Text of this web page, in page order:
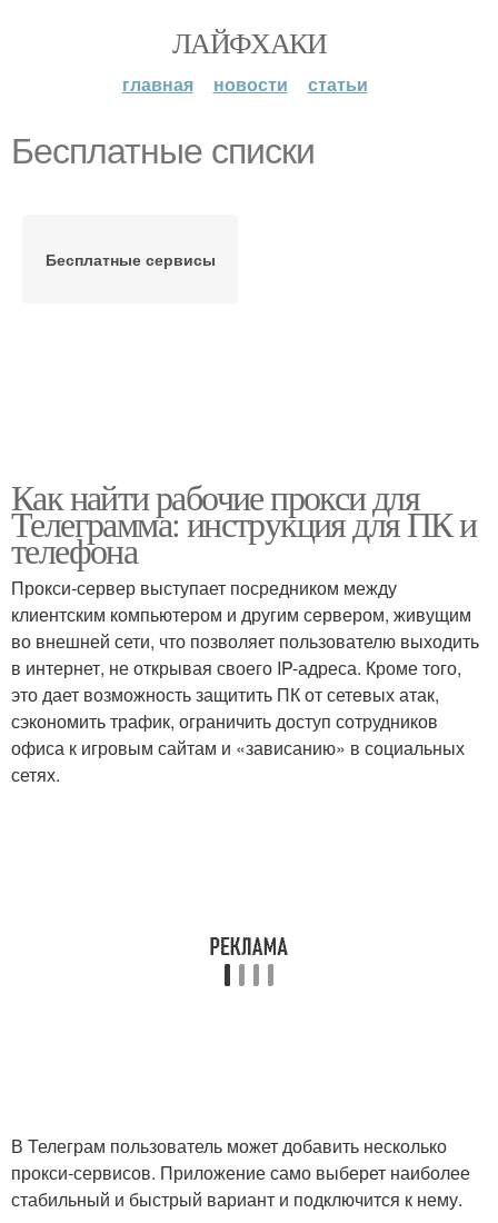
ЛАЙФХАКИ
главная новости статьи
Бесплатные списки
Бесплатные сервисы
Как найти рабочие прокси для
Телеграмма: инструкция для ПК и
телефона
Прокси-сервер выступает посредником между
клиентским компьютером и другим сервером, живущим
во внешней сети, что позволяет пользователю выходить
в интернет, не открывая своего IP-адреса. Кроме того,
это дает возможность защитить ПК от сетевых атак,
сэкономить трафик, ограничить доступ сотрудников
офиса к игровым сайтам и «зависанию» в социальных
сетях.
В Телеграм пользователь может добавить несколько
прокси-сервисов. Приложение само выберет наиболее
стабильный и быстрый вариант и подключится к нему.